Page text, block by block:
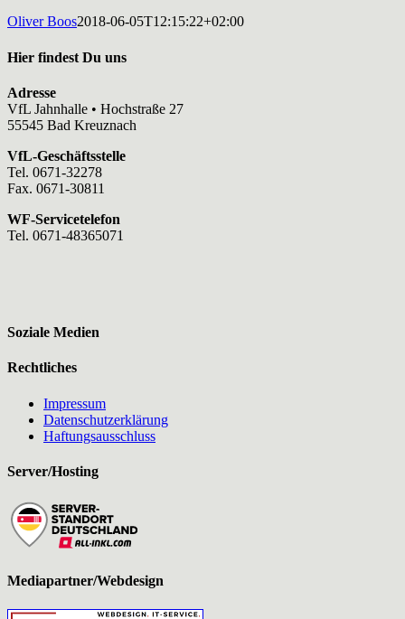
Oliver Boos2018-06-05T12:15:22+02:00
Hier findest Du uns
Adresse
VfL Jahnhalle • Hochstraße 27
55545 Bad Kreuznach
VfL-Geschäftsstelle
Tel. 0671-32278
Fax. 0671-30811
WF-Servicetelefon
Tel. 0671-48365071
Soziale Medien
Rechtliches
Impressum
Datenschutzerklärung
Haftungsausschluss
Server/Hosting
Mediapartner/Webdesign